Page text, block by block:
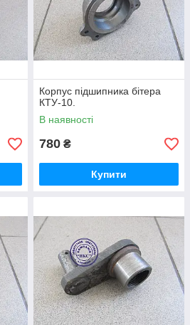
Корпус підшипника бітера
КТУ-10.
В наявності
780 ₴
Купити